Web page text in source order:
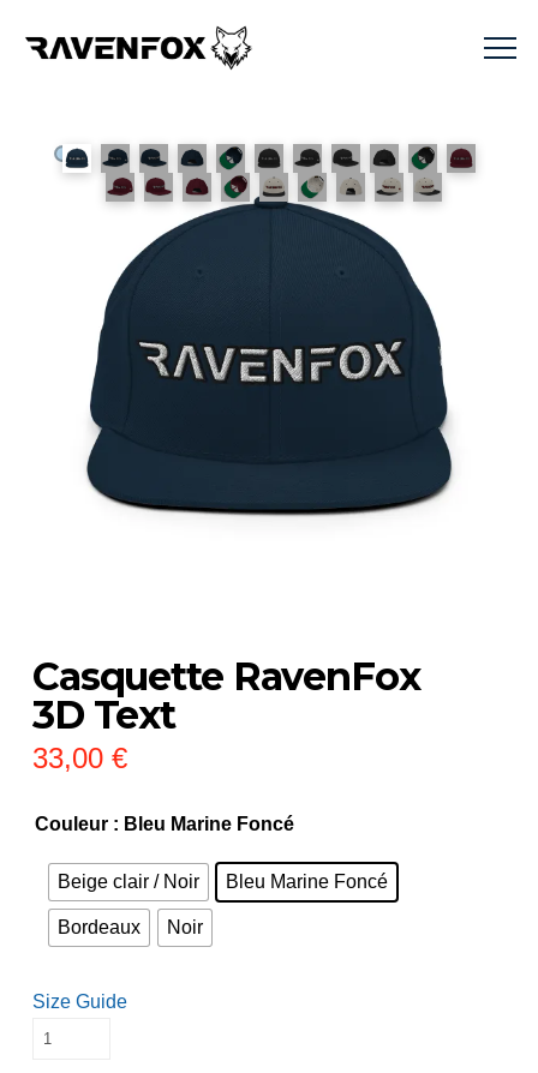
Casquette RavenFox
3D Text
33,00 €
Couleur : Bleu Marine Foncé
Beige clair / Noir Bleu Marine Foncé
Bordeaux Noir
Size Guide
Casquette